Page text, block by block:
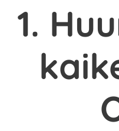
1.